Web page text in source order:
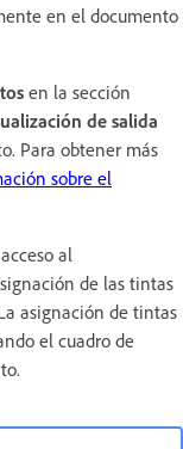
en el documento
en la sección
de salida
Para obtener más
sobre el
al
de las tintas
asignación de tintas
el cuadro de